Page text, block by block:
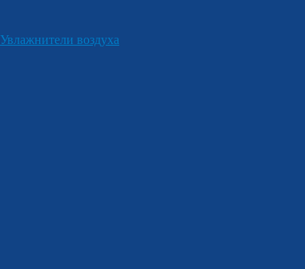
Увлажнители воздуха